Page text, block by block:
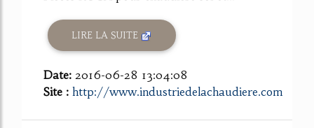
LIRE LA SUITE
Date: 2016-06-28 13:04:08
Site : http://www.industriedelachaudiere.com